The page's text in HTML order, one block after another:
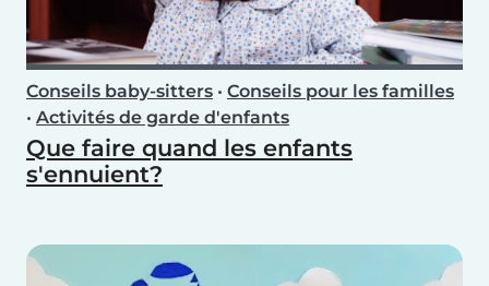
Conseils baby-sitters • Conseils pour les familles
• Activités de garde d'enfants
Que faire quand les enfants
s'ennuient?